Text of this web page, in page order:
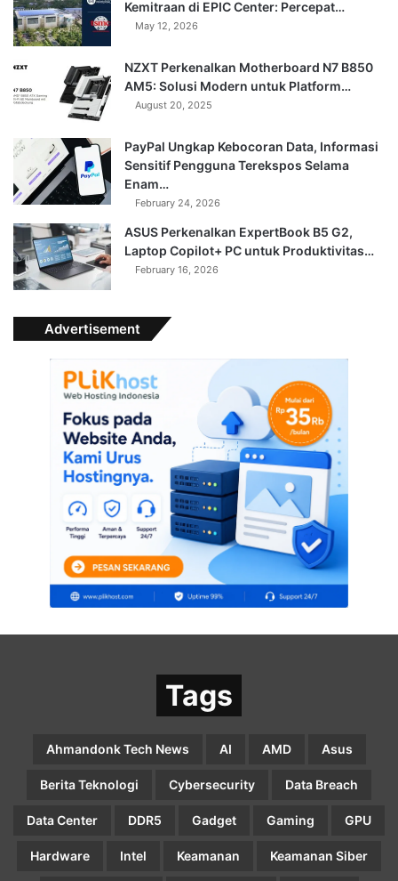
Kemitraan di EPIC Center: Percepat…
May 12, 2026
NZXT Perkenalkan Motherboard N7 B850
AM5: Solusi Modern untuk Platform…
August 20, 2025
PayPal Ungkap Kebocoran Data, Informasi
Sensitif Pengguna Terekspos Selama
Enam…
February 24, 2026
ASUS Perkenalkan ExpertBook B5 G2,
Laptop Copilot+ PC untuk Produktivitas…
February 16, 2026
Advertisement
Tags
Ahmandonk Tech News AI AMD Asus
Berita Teknologi Cybersecurity Data Breach
Data Center DDR5 Gadget Gaming GPU
Hardware Intel Keamanan Keamanan Siber